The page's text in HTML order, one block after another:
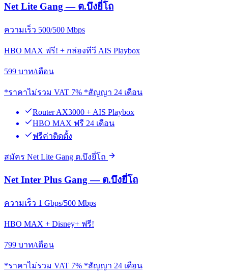
Net Lite Gang — ต.บึงยี่โถ
ความเร็ว 500/500 Mbps
HBO MAX ฟรี! + กล่องทีวี AIS Playbox
599 บาท/เดือน
*ราคาไม่รวม VAT 7% *สัญญา 24 เดือน
Router AX3000 + AIS Playbox
HBO MAX ฟรี 24 เดือน
ฟรีค่าติดตั้ง
สมัคร Net Lite Gang ต.บึงยี่โถ
Net Inter Plus Gang — ต.บึงยี่โถ
ความเร็ว 1 Gbps/500 Mbps
HBO MAX + Disney+ ฟรี!
799 บาท/เดือน
*ราคาไม่รวม VAT 7% *สัญญา 24 เดือน